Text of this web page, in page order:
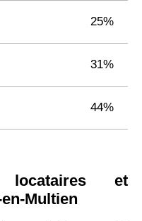
25%
31%
44%
locataires et
Multien